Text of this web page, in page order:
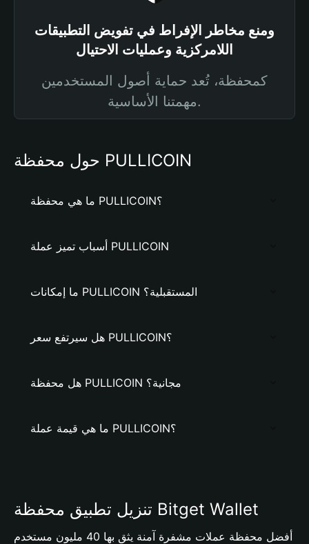
ومنع مخاطر الإفراط في تفويض التطبيقات
اللامركزية وعمليات الاحتيال
كمحفظة، تُعد حماية أصول المستخدمين
مهمتنا الأساسية.
حول محفظة PULLICOIN
ما هي محفظة PULLICOIN؟
أسباب تميز عملة PULLICOIN
ما إمكانات PULLICOIN المستقبلية؟
هل سيرتفع سعر PULLICOIN؟
هل محفظة PULLICOIN مجانية؟
ما هي قيمة عملة PULLICOIN؟
تنزيل تطبيق محفظة Bitget Wallet
أفضل محفظة عملات مشفرة آمنة يثق بها 40 مليون مستخدم